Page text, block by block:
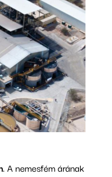
. A nemesfém árának